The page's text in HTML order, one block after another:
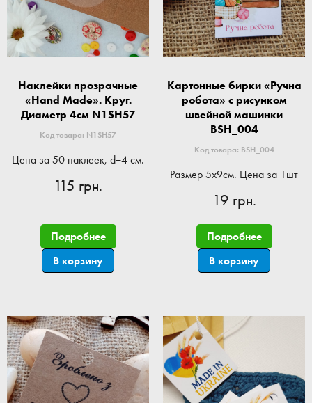
Наклейки прозрачные
«Hand Made». Круг.
Диаметр 4см N1SH57
Код товара: N1SH57
Цена за 50 наклеек, d=4 см.
115 грн.
Подробнее
В корзину
Картонные бирки «Ручна
робота» с рисунком
швейной машинки
BSH_004
Код товара: BSH_004
Размер 5x9см. Цена за 1шт
19 грн.
Подробнее
В корзину